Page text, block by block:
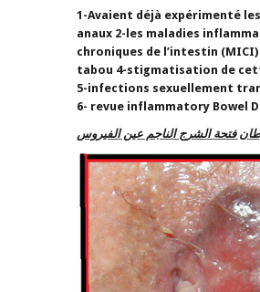
1-Avaient déjà expérimenté
anaux 2-les maladies
chroniques de l’intestin
tabou 4-stigmatisation de
5-infections sexuellement
6- revue inflammatory Bowel
فتحة الشرج الناجم عين الفيروس